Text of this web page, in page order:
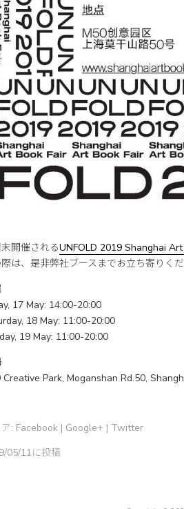
開催されるUNFOLD 2019 Shanghai
際は、是非弊社ブースまでお立ち寄りくだ
17 May: 14:00-20:00
18 May: 11:00-20:00
19 May: 11:00-20:00
Creative Park, Moganshan Rd.50,
: Facebook | Google+ | Twitter
05/11に投稿